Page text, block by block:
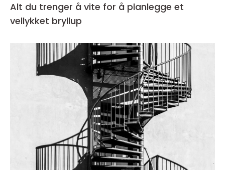
Alt du trenger å vite for å planlegge et
vellykket bryllup